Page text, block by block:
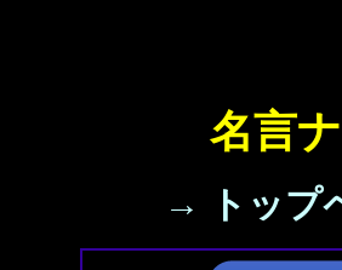
名言
→ トップ